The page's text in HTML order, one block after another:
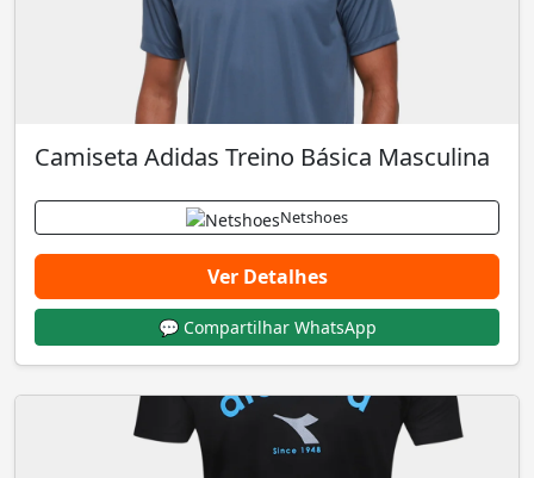
Camiseta Adidas Treino Básica Masculina
Netshoes
Ver Detalhes
💬 Compartilhar WhatsApp